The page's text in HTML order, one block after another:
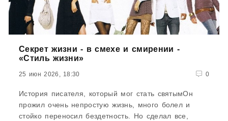
Секрет жизни - в смехе и смирении -
«Стиль жизни»
25 июн 2026, 18:30 0
История писателя, который мог стать святымОн
прожил очень непростую жизнь, много болел и
стойко переносил бездетность. Но сделал все,